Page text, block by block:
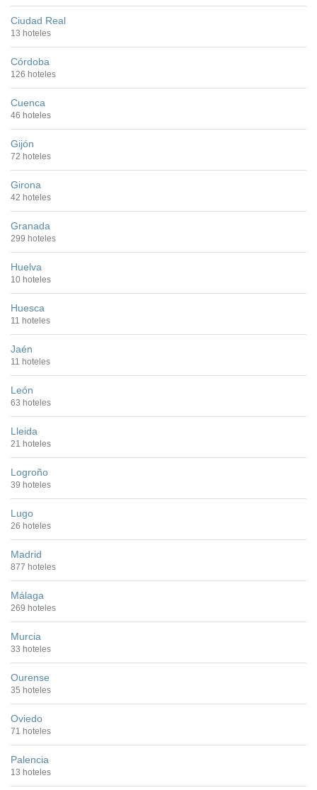
Ciudad Real
13 hoteles
Córdoba
126 hoteles
Cuenca
46 hoteles
Gijón
72 hoteles
Girona
42 hoteles
Granada
299 hoteles
Huelva
10 hoteles
Huesca
11 hoteles
Jaén
11 hoteles
León
63 hoteles
Lleida
21 hoteles
Logroño
39 hoteles
Lugo
26 hoteles
Madrid
877 hoteles
Málaga
269 hoteles
Murcia
33 hoteles
Ourense
35 hoteles
Oviedo
71 hoteles
Palencia
13 hoteles